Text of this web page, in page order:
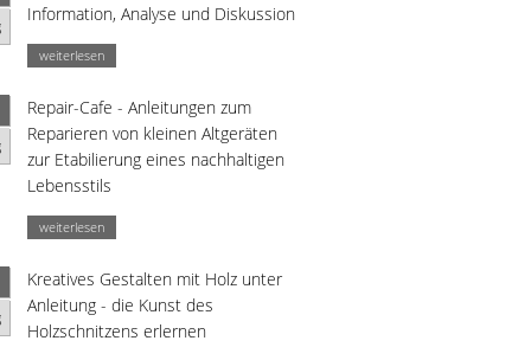
Information, Analyse und Diskussion
weiterlesen
Repair-Cafe - Anleitungen zum
Reparieren von kleinen Altgeräten
zur Etabilierung eines nachhaltigen
Lebensstils
weiterlesen
Kreatives Gestalten mit Holz unter
Anleitung - die Kunst des
Holzschnitzens erlernen